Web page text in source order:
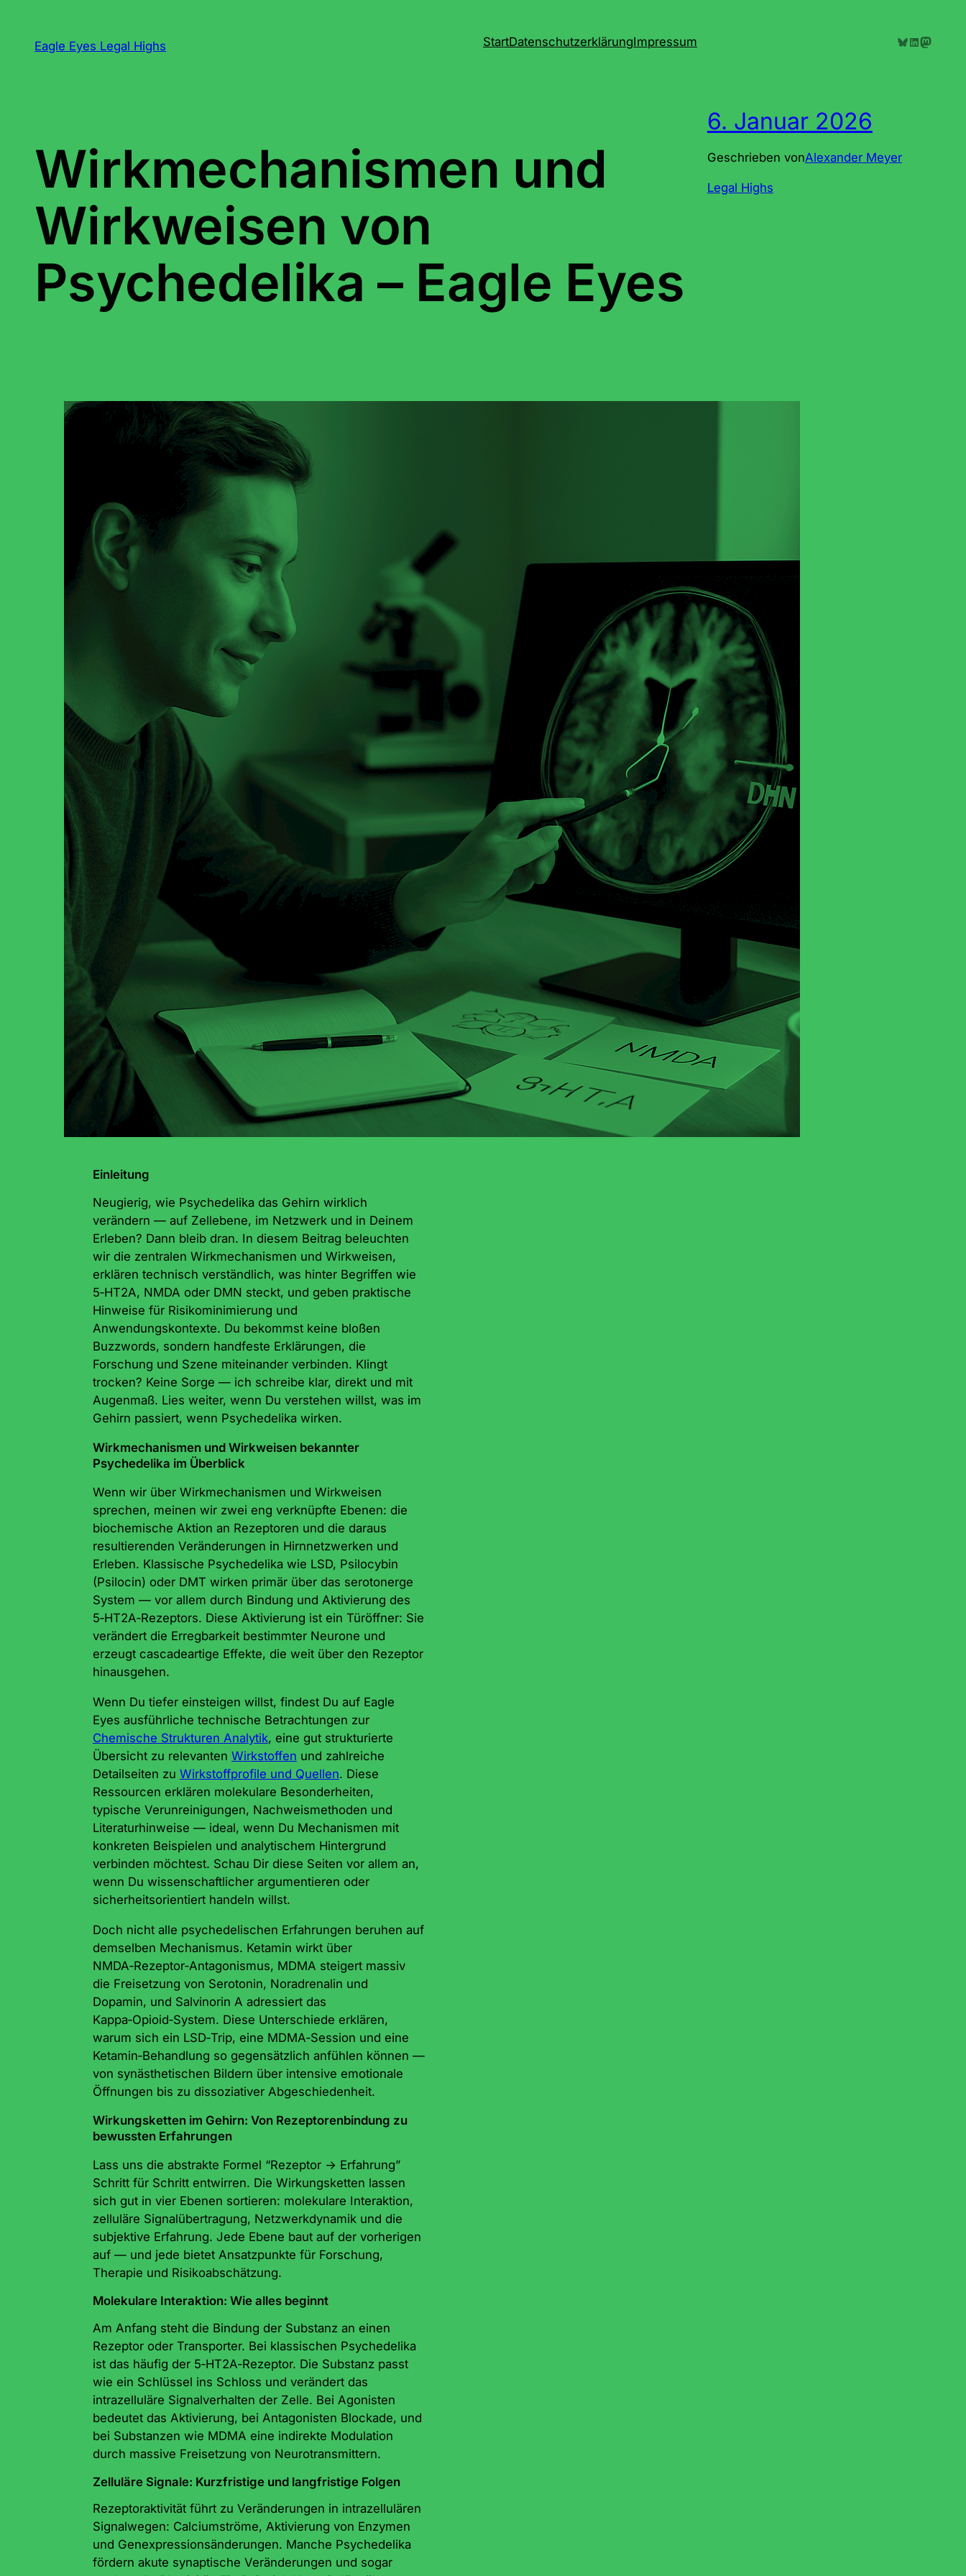
springenEagle Eyes Legal Highs StartDatenschutzerklärungImpressum Bluesky LinkedIn Mastodon
Wirkmechanismen und
Wirkweisen von
Psychedelika – Eagle Eyes
6. Januar 2026
Geschrieben vonAlexander Meyer
Legal Highs
Einleitung
Neugierig, wie Psychedelika das Gehirn wirklich
verändern — auf Zellebene, im Netzwerk und in Deinem
Erleben? Dann bleib dran. In diesem Beitrag beleuchten
wir die zentralen Wirkmechanismen und Wirkweisen,
erklären technisch verständlich, was hinter Begriffen wie
5‑HT2A, NMDA oder DMN steckt, und geben praktische
Hinweise für Risikominimierung und
Anwendungskontexte. Du bekommst keine bloßen
Buzzwords, sondern handfeste Erklärungen, die
Forschung und Szene miteinander verbinden. Klingt
trocken? Keine Sorge — ich schreibe klar, direkt und mit
Augenmaß. Lies weiter, wenn Du verstehen willst, was im
Gehirn passiert, wenn Psychedelika wirken.
Wirkmechanismen und Wirkweisen bekannter
Psychedelika im Überblick
Wenn wir über Wirkmechanismen und Wirkweisen
sprechen, meinen wir zwei eng verknüpfte Ebenen: die
biochemische Aktion an Rezeptoren und die daraus
resultierenden Veränderungen in Hirnnetzwerken und
Erleben. Klassische Psychedelika wie LSD, Psilocybin
(Psilocin) oder DMT wirken primär über das serotonerge
System — vor allem durch Bindung und Aktivierung des
5‑HT2A‑Rezeptors. Diese Aktivierung ist ein Türöffner: Sie
verändert die Erregbarkeit bestimmter Neurone und
erzeugt cascadeartige Effekte, die weit über den Rezeptor
hinausgehen.
Wenn Du tiefer einsteigen willst, findest Du auf Eagle
Eyes ausführliche technische Betrachtungen zur
Chemische Strukturen Analytik, eine gut strukturierte
Übersicht zu relevanten Wirkstoffen und zahlreiche
Detailseiten zu Wirkstoffprofile und Quellen. Diese
Ressourcen erklären molekulare Besonderheiten,
typische Verunreinigungen, Nachweismethoden und
Literaturhinweise — ideal, wenn Du Mechanismen mit
konkreten Beispielen und analytischem Hintergrund
verbinden möchtest. Schau Dir diese Seiten vor allem an,
wenn Du wissenschaftlicher argumentieren oder
sicherheitsorientiert handeln willst.
Doch nicht alle psychedelischen Erfahrungen beruhen auf
demselben Mechanismus. Ketamin wirkt über
NMDA‑Rezeptor‑Antagonismus, MDMA steigert massiv
die Freisetzung von Serotonin, Noradrenalin und
Dopamin, und Salvinorin A adressiert das
Kappa‑Opioid‑System. Diese Unterschiede erklären,
warum sich ein LSD‑Trip, eine MDMA‑Session und eine
Ketamin‑Behandlung so gegensätzlich anfühlen können —
von synästhetischen Bildern über intensive emotionale
Öffnungen bis zu dissoziativer Abgeschiedenheit.
Wirkungsketten im Gehirn: Von Rezeptorenbindung zu
bewussten Erfahrungen
Lass uns die abstrakte Formel “Rezeptor → Erfahrung”
Schritt für Schritt entwirren. Die Wirkungsketten lassen
sich gut in vier Ebenen sortieren: molekulare Interaktion,
zelluläre Signalübertragung, Netzwerkdynamik und die
subjektive Erfahrung. Jede Ebene baut auf der vorherigen
auf — und jede bietet Ansatzpunkte für Forschung,
Therapie und Risikoabschätzung.
Molekulare Interaktion: Wie alles beginnt
Am Anfang steht die Bindung der Substanz an einen
Rezeptor oder Transporter. Bei klassischen Psychedelika
ist das häufig der 5‑HT2A‑Rezeptor. Die Substanz passt
wie ein Schlüssel ins Schloss und verändert das
intrazelluläre Signalverhalten der Zelle. Bei Agonisten
bedeutet das Aktivierung, bei Antagonisten Blockade, und
bei Substanzen wie MDMA eine indirekte Modulation
durch massive Freisetzung von Neurotransmittern.
Zelluläre Signale: Kurzfristige und langfristige Folgen
Rezeptoraktivität führt zu Veränderungen in intrazellulären
Signalwegen: Calciumströme, Aktivierung von Enzymen
und Genexpressionsänderungen. Manche Psychedelika
fördern akute synaptische Veränderungen und sogar